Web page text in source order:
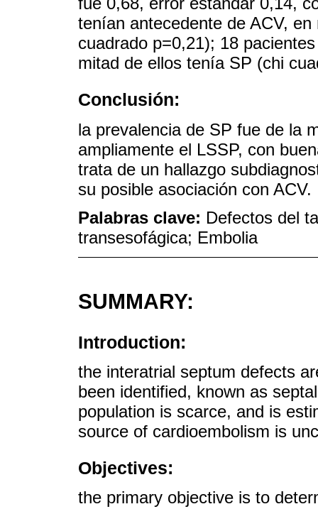
tenían antecedente de ACV,
cuadrado p=0,21); 18
mitad de ellos tenía SP (chi
Conclusión:
la prevalencia de SP fue de la
ampliamente el LSSP, con
trata de un hallazgo
su posible asociación con ACV.
Palabras clave: Defectos del
transesofágica; Embolia
SUMMARY:
Introduction:
the interatrial septum defects
been identified, known as
population is scarce, and is
source of cardioembolism is
Objectives:
the primary objective is to